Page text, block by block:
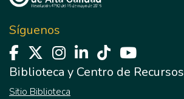
Síguenos
Biblioteca y Centro de Recursos
Sitio Biblioteca